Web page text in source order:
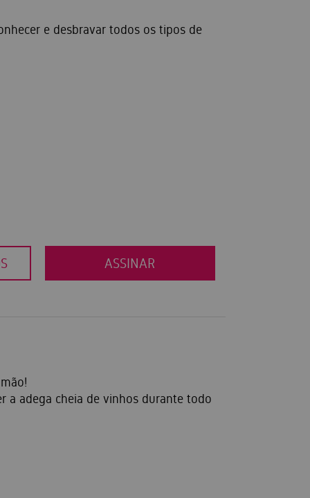
e desbravar todos os tipos de
ASSINAR
a adega cheia de vinhos durante todo